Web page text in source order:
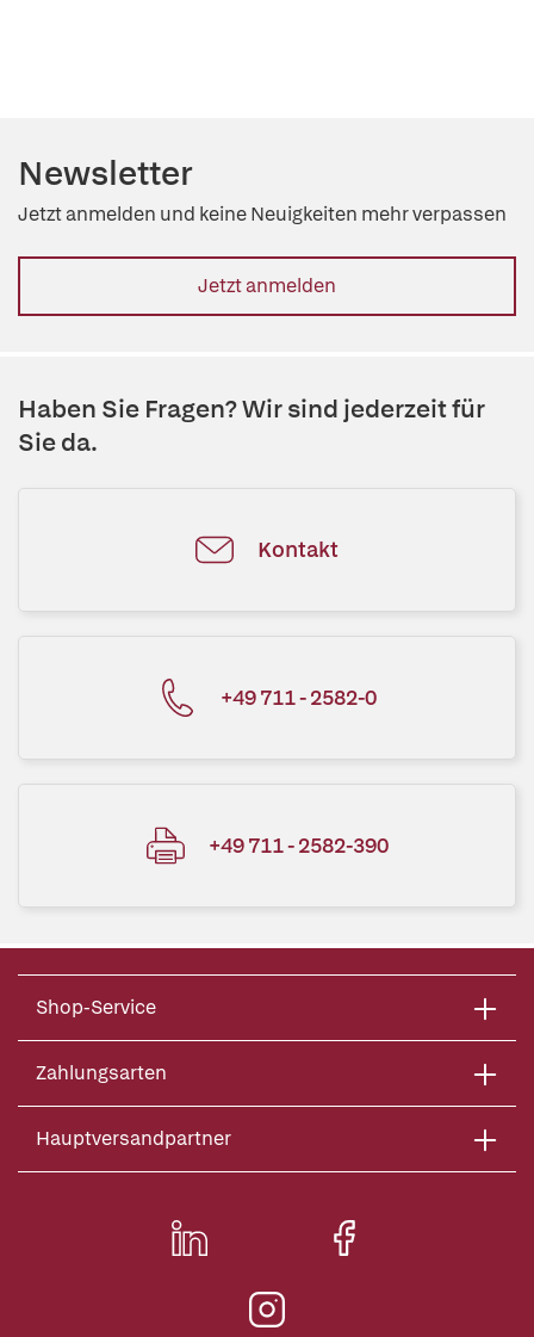
Newsletter
Jetzt anmelden und keine Neuigkeiten mehr verpassen
Jetzt anmelden
Haben Sie Fragen? Wir sind jederzeit für
Sie da.
Kontakt
+49 711 - 2582-0
+49 711 - 2582-390
Shop-Service
Zahlungsarten
Hauptversandpartner